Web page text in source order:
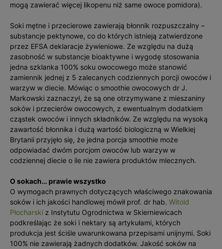
mogą zawierać więcej likopenu niż same owoce pomidora).
Soki mętne i przecierowe zawierają błonnik rozpuszczalny –
substancje pektynowe, co do których istnieją zatwierdzone
przez EFSA deklaracje żywieniowe. Ze względu na dużą
zasobność w substancje bioaktywne i wygodę stosowania
jedna szklanka 100% soku owocowego może stanowić
zamiennik jednej z 5 zalecanych codziennych porcji owoców i
warzyw w diecie. Mówiąc o smoothie owocowych dr J.
Markowski zaznaczył, że są one otrzymywane z mieszaniny
soków i przecierów owocowych, z ewentualnym dodatkiem
cząstek owoców i innych składników. Ze względu na wysoką
zawartość błonnika i dużą wartość biologiczną w Wielkiej
Brytanii przyjęło się, że jedna porcja smoothie może
odpowiadać dwóm porcjom owoców lub warzyw w
codziennej diecie o ile nie zawiera produktów mlecznych.
O sokach… prawie wszystko
O wymogach prawnych dotyczących właściwego znakowania
soków i ich jakości handlowej mówił prof. dr hab. Witold
Płocharski z Instytutu Ogrodnictwa w Skierniewicach
podkreślając że soki i nektary są artykułami, których
produkcja jest ściśle uwarunkowana przepisami unijnymi. Soki
100% nie zawierają żadnych dodatków. Jakość soków na